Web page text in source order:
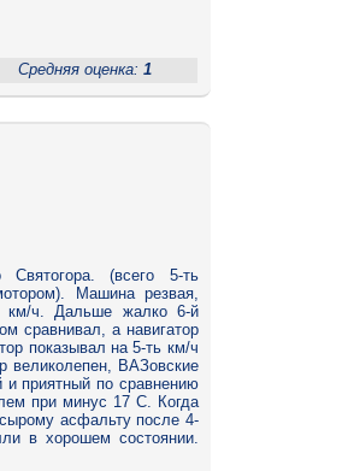
Средняя оценка: 1
(всего 5-ть
Машина резвая,
км/ч. Дальше жалко 6-й
сравнивал, а навигатор
показывал на 5-ть км/ч
великолепен, ВАЗовские
и приятный по сравнению
при минус 17 С. Когда
асфальту после 4-
в хорошем состоянии.